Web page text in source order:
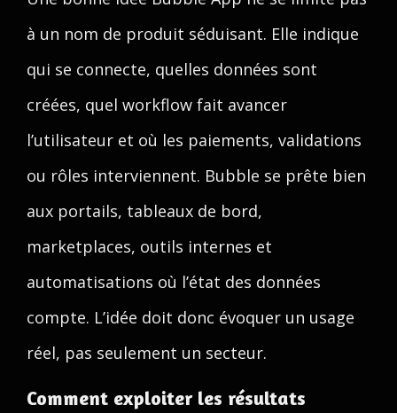
à un nom de produit séduisant. Elle indique
qui se connecte, quelles données sont
créées, quel workflow fait avancer
l’utilisateur et où les paiements, validations
ou rôles interviennent. Bubble se prête bien
aux portails, tableaux de bord,
marketplaces, outils internes et
automatisations où l’état des données
compte. L’idée doit donc évoquer un usage
réel, pas seulement un secteur.
Comment exploiter les résultats